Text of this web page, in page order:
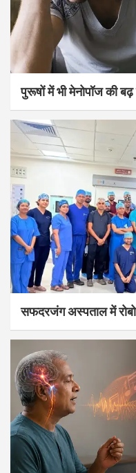
पुरूषों में भी मेनोपॉज की
सफदरजंग अस्पताल में